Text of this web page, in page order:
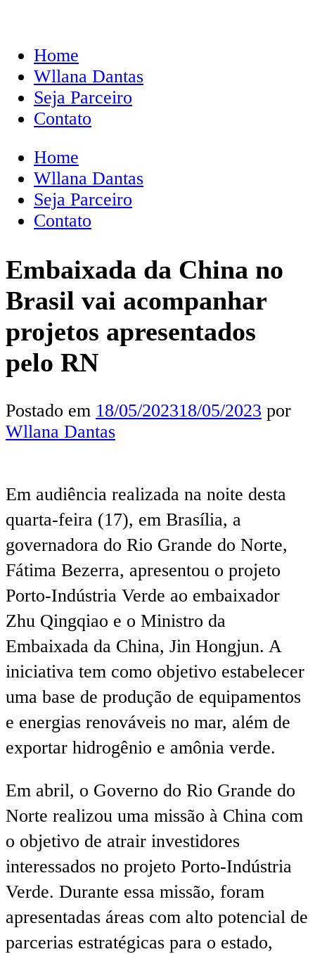
Home
Wllana Dantas
Seja Parceiro
Contato
Home
Wllana Dantas
Seja Parceiro
Contato
Embaixada da China no
Brasil vai acompanhar
projetos apresentados
pelo RN
Postado em 18/05/202318/05/2023 por
Wllana Dantas
Em audiência realizada na noite desta
quarta-feira (17), em Brasília, a
governadora do Rio Grande do Norte,
Fátima Bezerra, apresentou o projeto
Porto-Indústria Verde ao embaixador
Zhu Qingqiao e o Ministro da
Embaixada da China, Jin Hongjun. A
iniciativa tem como objetivo estabelecer
uma base de produção de equipamentos
e energias renováveis no mar, além de
exportar hidrogênio e amônia verde.
Em abril, o Governo do Rio Grande do
Norte realizou uma missão à China com
o objetivo de atrair investidores
interessados no projeto Porto-Indústria
Verde. Durante essa missão, foram
apresentadas áreas com alto potencial de
parcerias estratégicas para o estado,